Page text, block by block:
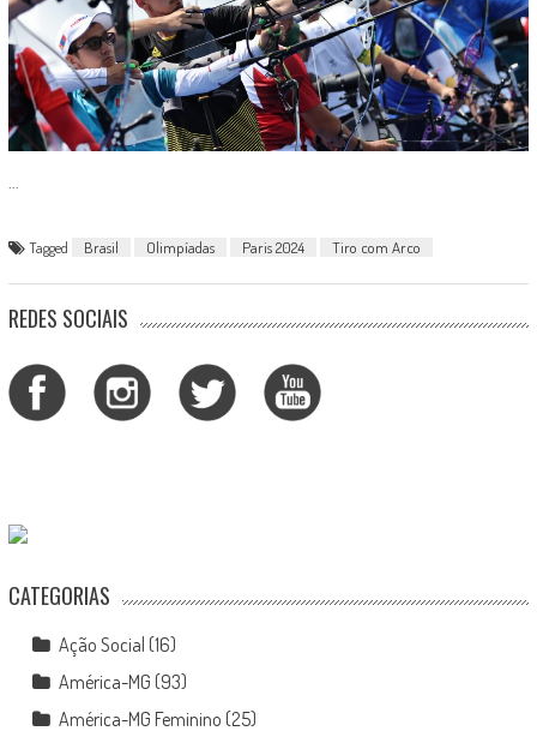
...
Tagged Brasil Olimpíadas Paris 2024 Tiro com Arco
REDES SOCIAIS
CATEGORIAS
Ação Social (16)
América-MG (93)
América-MG Feminino (25)